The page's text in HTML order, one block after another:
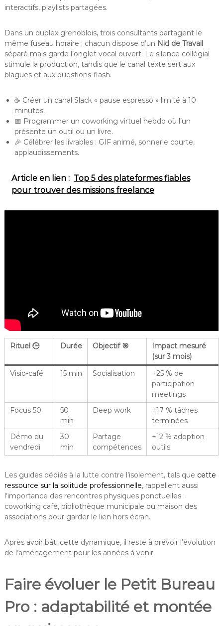
interactifs, playlists partagées.
Dans un duplex grenoblois, trois consultants partagent le
même fuseau horaire ; chacun dispose d’un Nid de Travail
séparé mais garde l’onglet vocal ouvert. Le silence collégial
stimule la production, tandis que le canal texte sert aux
blagues et aux questions-flash.
☕ Créer un canal Slack « pause espresso » limité à 10
minutes.
📅 Programmer un coworking virtuel hebdo où l’un
présente un outil ou un livre.
🎉 Célébrer les livrables : GIF animé, sonnerie courte,
applaudissements.
Article en lien : Top 5 des plateformes fiables
pour trouver des missions freelance
Rituel 🕒 Durée Objectif 🎯
Impact mesuré
(sur 3 mois)
Visio-café
15 min Socialisation
+25 % de
participation
meetings
Focus 50
50
min
Deep work
+17 % tâches
terminées
Démo du
vendredi
30
min
Partage
compétences
+12 % adoption
outils
Les guides dédiés à la lutte contre l’isolement, tels que cette
ressource sur la solitude professionnelle, rappellent aussi
l’importance des rencontres physiques ponctuelles :
coworking café, bibliothèque municipale ou maison des
associations pour garder le lien hors écran.
Après avoir bâti cette dynamique, il reste à prévoir l’évolution
de l’aménagement pour les années à venir.
Faire évoluer le Petit Bureau
Pro : adaptabilité et montée